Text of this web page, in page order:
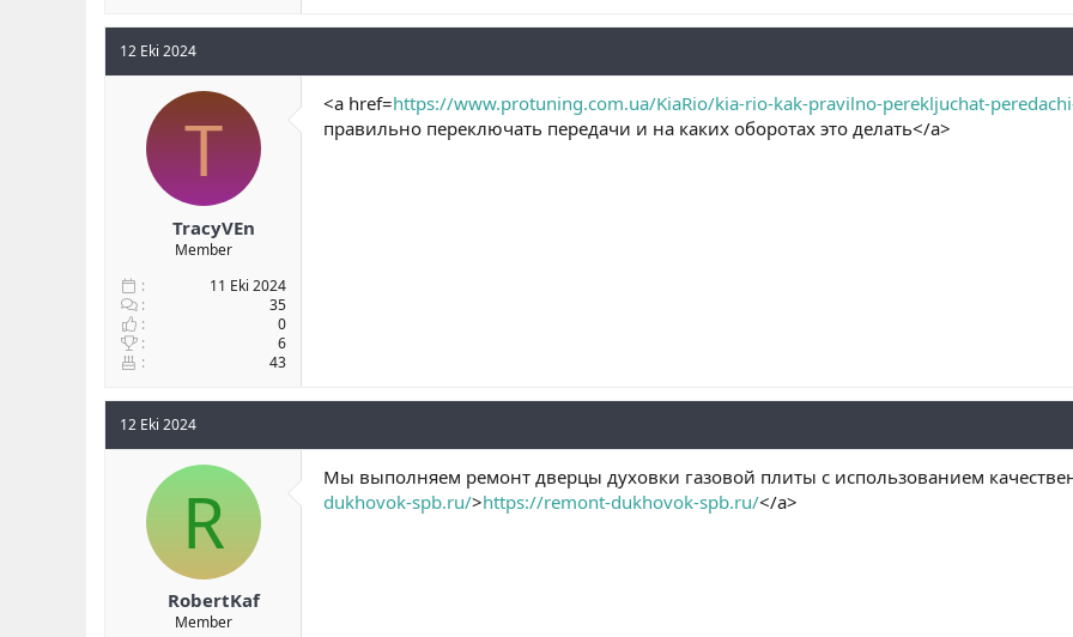
12 Eki 2024
T
TracyVEn
Member
11 Eki 2024
35
0
6
43
<a href=https://www.protuning.com.ua/KiaRio/kia-rio-kak-pravilno-perekljuchat-
правильно переключать передачи и на каких оборотах это делать</a>
12 Eki 2024
R
RobertKaf
Member
Мы выполняем ремонт дверцы духовки газовой плиты с использованием
dukhovok-spb.ru/>https://remont-dukhovok-spb.ru/</a>